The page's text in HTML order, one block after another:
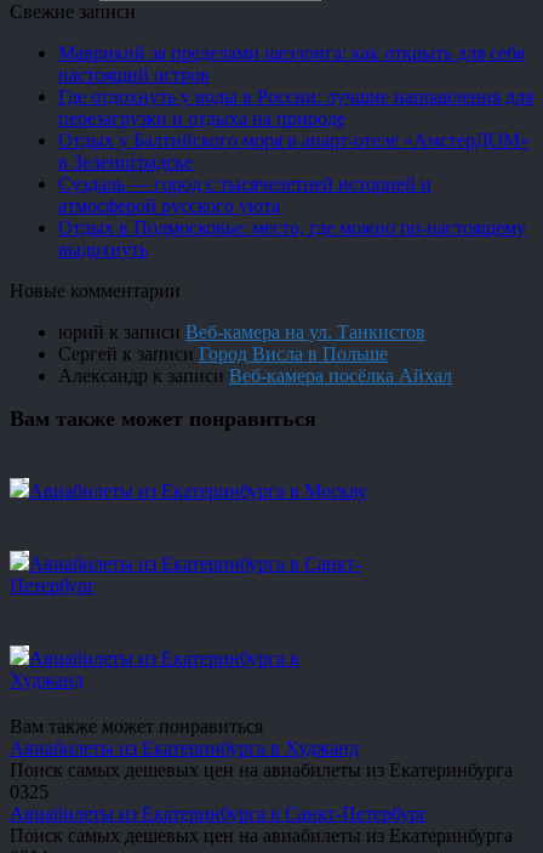
Свежие записи
Маврикий за пределами шезлонга: как открыть для себя
настоящий остров
Где отдохнуть у воды в России: лучшие направления для
перезагрузки и отдыха на природе
Отдых у Балтийского моря в апарт-отеле «АмстерДОМ»
в Зеленоградске
Суздаль — город с тысячелетней историей и
атмосферой русского уюта
Отдых в Подмосковье: место, где можно по-настоящему
выдохнуть
Новые комментарии
юрий к записи Веб-камера на ул. Танкистов
Сергей к записи Город Висла в Польше
Александр к записи Веб-камера посёлка Айхал
Вам также может понравиться
Авиабилеты из Екатеринбурга в Москву
Авиабилеты из Екатеринбурга в Санкт-
Петербург
Авиабилеты из Екатеринбурга в
Худжанд
Вам также может понравиться
Авиабилеты из Екатеринбурга в Худжанд
Поиск самых дешевых цен на авиабилеты из Екатеринбурга
0325
Авиабилеты из Екатеринбурга в Санкт-Петербург
Поиск самых дешевых цен на авиабилеты из Екатеринбурга